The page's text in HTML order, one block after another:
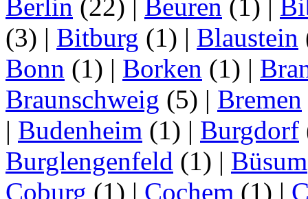
Berlin (22) | Beuren (1) |
(3) | Bitburg (1) | Blaustein
Bonn (1) | Borken (1) |
Braunschweig (5) | Bremen
| Budenheim (1) | Burgdorf
Burglengenfeld (1) | Büsum
Coburg (1) | Cochem (1) |